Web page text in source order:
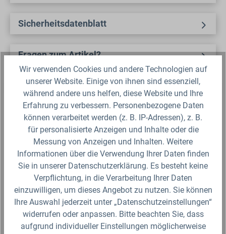
Sicherheitsdatenblatt
Fragen zum Artikel?
Produktbewertungen
Produktgalerie überspringen
Zubehör
Wir verwenden Cookies und andere Technologien auf
unserer Website. Einige von ihnen sind essenziell,
während andere uns helfen, diese Website und Ihre
Erfahrung zu verbessern. Personenbezogene Daten
können verarbeitet werden (z. B. IP-Adressen), z. B.
für personalisierte Anzeigen und Inhalte oder die
Messung von Anzeigen und Inhalten. Weitere
Informationen über die Verwendung Ihrer Daten finden
Sie in unserer Datenschutzerklärung. Es besteht keine
Verpflichtung, in die Verarbeitung Ihrer Daten
einzuwilligen, um dieses Angebot zu nutzen. Sie können
Ihre Auswahl jederzeit unter „Datenschutzeinstellungen“
widerrufen oder anpassen. Bitte beachten Sie, dass
aufgrund individueller Einstellungen möglicherweise